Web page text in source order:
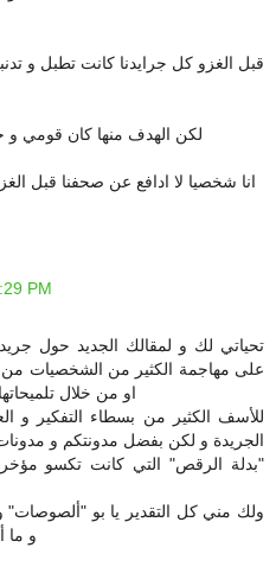
قبل الغزو كل جرايدنا كانت تطبل و
لكن الهدف منها كان قومي و
انا شخصيا لا ادافع عن صحفنا قبل
PM
تحياتي لك و لمقالك الجديد حول
على مهاجمة الكثير من الشخصيات من
او من خلال
للأسف الكثير من بسطاء التفكير و
الجريدة و لكن بفضل مدونتكم و
"بدلة الرقص" التي كانت تكسو
ولك مني كل التقدير يا بو "ألصوصات"
و ما